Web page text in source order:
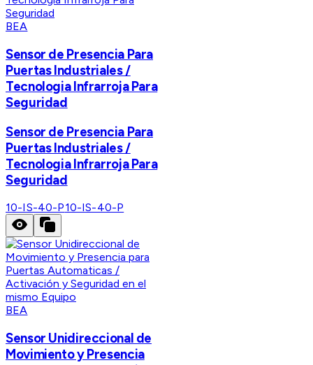
BEA
Sensor de Presencia Para
Puertas Industriales /
Tecnologia Infrarroja Para
Seguridad
Sensor de Presencia Para
Puertas Industriales /
Tecnologia Infrarroja Para
Seguridad
10-IS-40-P10-IS-40-P
BEA
Sensor Unidireccional de
Movimiento y Presencia